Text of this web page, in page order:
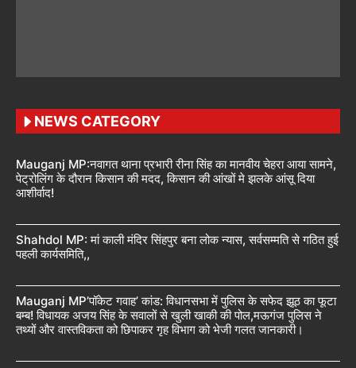
NEWS CATEGORY
Mauganj MP:नवागत थाना प्रभारी रीना सिंह का मानवीय चेहरा आया सामने,
पेट्रोलिंग के दौरान किसान की मदद, किसान की आंखों मे झलके आंसू दिया
आशीर्वाद!
Shahdol MP: मां काली मंदिर सिंहपुर बना लोक न्यास, सर्वसम्मति से गठित हुई
पहली कार्यसमिति,,
Mauganj MP’पॉकेट गवाह’ कांड: विधानसभा में पुलिस के सफेद झूठ का फूटा
बम्ब! विधायक अजय सिंह के सवालों से खुली खाकी की पोल,मऊगंज पुलिस ने
तथ्यों और वास्तविकता को छिपाकर गृह विभाग को भेजी गलत जानकारी।